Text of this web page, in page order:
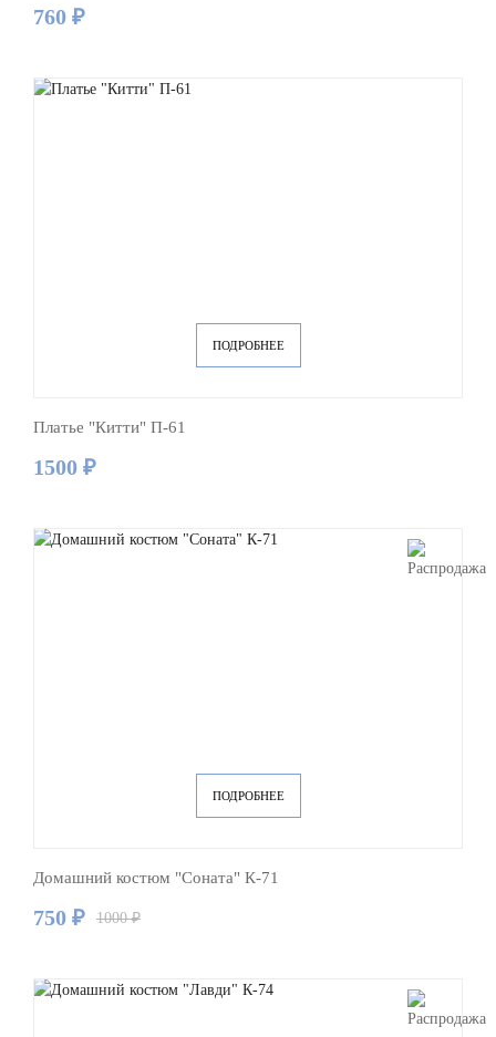
760 ₽
ПОДРОБНЕЕ
Платье "Китти" П-61
1500 ₽
ПОДРОБНЕЕ
Домашний костюм "Соната" К-71
750 ₽ 1000 ₽